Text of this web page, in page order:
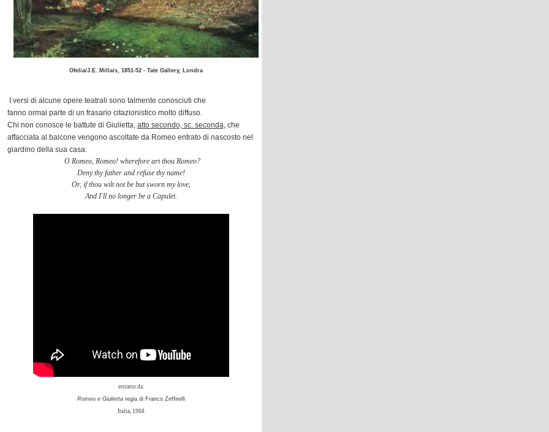
Ofelia/J.E. Millais, 1851-52 - Tate Gallery, Londra
I versi di alcune opere teatrali sono talmente conosciuti che
fanno ormai parte di un frasario citazionistico molto diffuso.
Chi non conosce le battute di Giulietta, atto secondo, sc. seconda, che
affacciata al balcone vengono ascoltate da Romeo entrato di nascosto nel
giardino della sua casa:
O Romeo, Romeo! wherefore art thou Romeo?
Deny thy father and refuse thy name!
Or, if thou wilt not be but sworn my love,
And I'll no longer be a Capulet.
estratto da:
Romeo e Giulietta regia di Franco Zeffirelli
Italia, 1968